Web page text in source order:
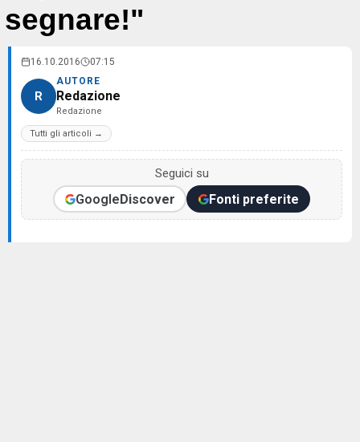
segnare!"
16.10.2016 07:15
R
AUTORE
Redazione
Redazione
Tutti gli articoli →
Seguici su
GoogleDiscover Fonti preferite